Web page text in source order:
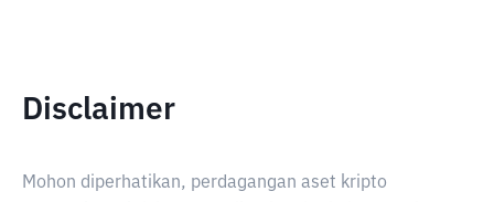
Disclaimer
Mohon diperhatikan, perdagangan aset kripto